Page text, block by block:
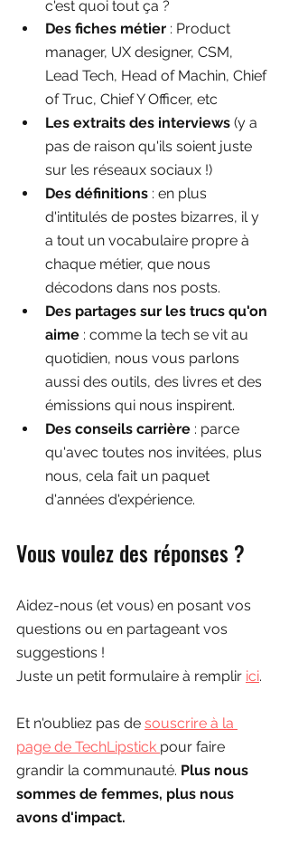
c'est quoi tout ça ?
Des fiches métier : Product
manager, UX designer, CSM,
Lead Tech, Head of Machin, Chief
of Truc, Chief Y Officer, etc
Les extraits des interviews (y a
pas de raison qu'ils soient juste
sur les réseaux sociaux !)
Des définitions : en plus
d'intitulés de postes bizarres, il y
a tout un vocabulaire propre à
chaque métier, que nous
décodons dans nos posts.
Des partages sur les trucs qu'on
aime : comme la tech se vit au
quotidien, nous vous parlons
aussi des outils, des livres et des
émissions qui nous inspirent.
Des conseils carrière : parce
qu'avec toutes nos invitées, plus
nous, cela fait un paquet
d'années d'expérience.
Vous voulez des réponses ?
Aidez-nous (et vous) en posant vos
questions ou en partageant vos
suggestions !
Juste un petit formulaire à remplir ici.
Et n'oubliez pas de souscrire à la
page de TechLipstick pour faire
grandir la communauté. Plus nous
sommes de femmes, plus nous
avons d'impact.